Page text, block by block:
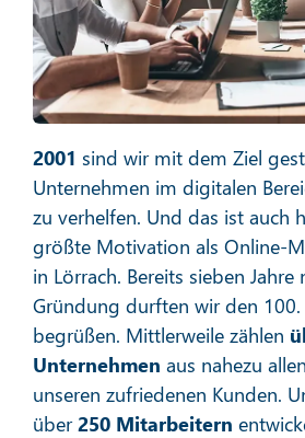
Mehr
E-Mail-
Mehr
2001 sind wir mit dem Ziel
Unternehmen im digitalen
zu verhelfen. Und das ist auch
größte Motivation als Online-
in Lörrach. Bereits sieben Jahre
Gründung durften wir den
begrüßen. Mittlerweile zählen
Unternehmen aus nahezu
unseren zufriedenen Kunden.
über250 Mitarbeitern